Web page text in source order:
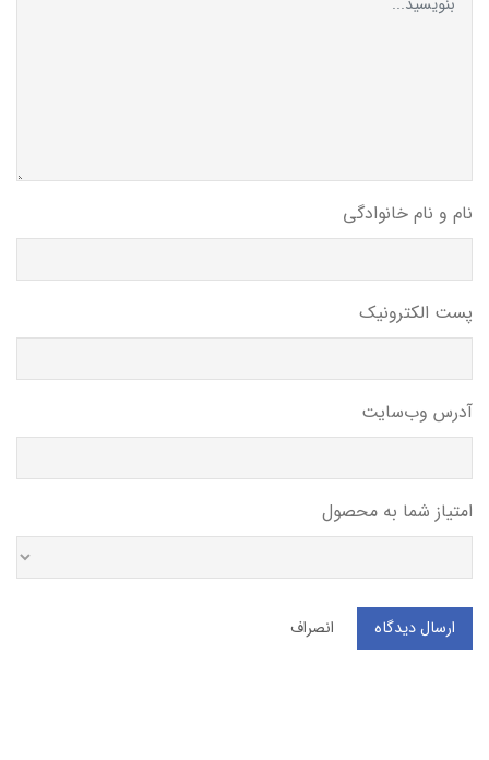
نام و نام خانوادگی
پست الکترونیک
آدرس وب‌سایت
امتیاز شما به محصول
ارسال دیدگاه انصراف